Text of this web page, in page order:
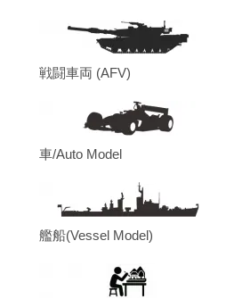
戦闘車両 (AFV)
車/Auto Model
艦船(Vessel Model)